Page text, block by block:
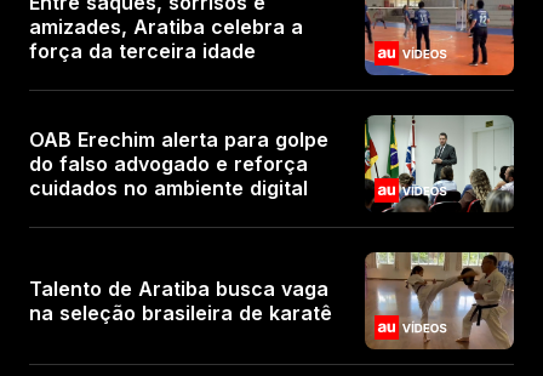
amizades, Aratiba celebra a
força da terceira idade
OAB Erechim alerta para golpe
do falso advogado e reforça
cuidados no ambiente digital
Talento de Aratiba busca vaga
na seleção brasileira de karatê